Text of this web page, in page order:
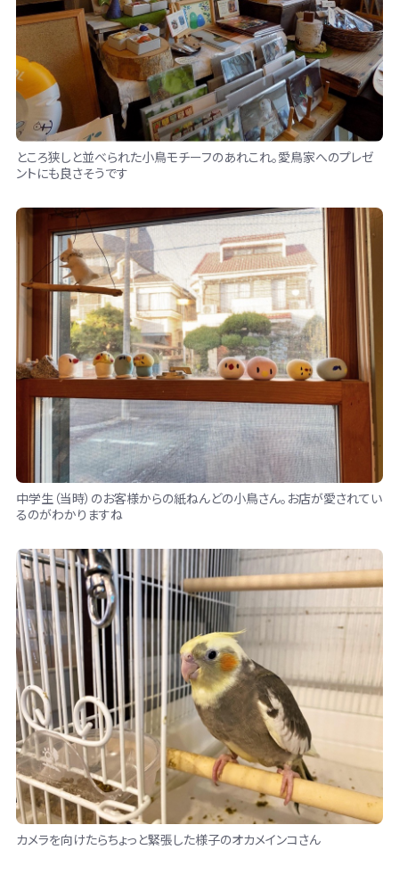
ところ狭しと並べられた小鳥モチーフのあれこれ。愛鳥家へのプレゼ
ントにも良さそうです
中学生（当時）のお客様からの紙ねんどの小鳥さん。お店が愛されてい
るのがわかりますね
カメラを向けたらちょっと緊張した様子のオカメインコさん